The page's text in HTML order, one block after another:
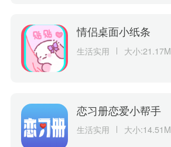
情侣桌面小纸条
生活实用 大小:21.17M
恋习册恋爱小帮手
生活实用 大小:14.51M